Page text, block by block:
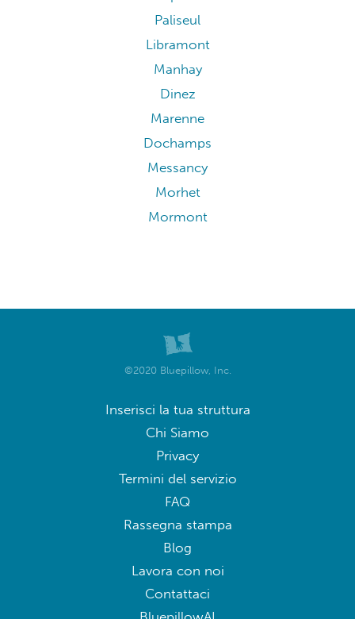
Paliseul
Libramont
Manhay
Dinez
Marenne
Dochamps
Messancy
Morhet
Mormont
©2020 Bluepillow, Inc.
Inserisci la tua struttura
Chi Siamo
Privacy
Termini del servizio
FAQ
Rassegna stampa
Blog
Lavora con noi
Contattaci